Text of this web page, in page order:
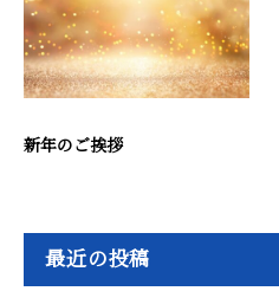
新年のご挨拶
最近の投稿